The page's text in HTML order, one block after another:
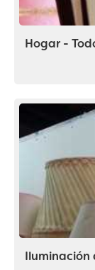
Hogar -
Iluminación